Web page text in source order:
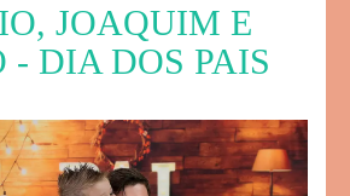
JOAQUIM E
- DIA DOS PAIS